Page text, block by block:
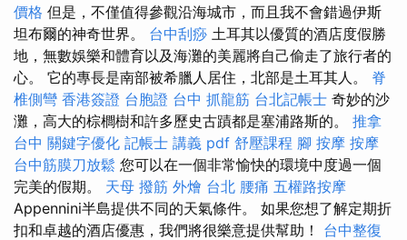
價格 但是，不僅值得參觀沿海城市，而且我不會錯過伊斯
坦布爾的神奇世界。 台中刮痧 土耳其以優質的酒店度假勝
地，無數娛樂和體育以及海灘的美麗將自己偷走了旅行者的
心。 它的專長是南部被希臘人居住，北部是土耳其人。 脊
椎側彎 香港簽證 台胞證 台中 抓龍筋 台北記帳士 奇妙的沙
灘，高大的棕櫚樹和許多歷史古蹟都是塞浦路斯的。 推拿
台中 關鍵字優化 記帳士 講義 pdf 舒壓課程 腳 按摩 按摩
台中筋膜刀放鬆 您可以在一個非常愉快的環境中度過一個
完美的假期。 天母 撥筋 外燴 台北 腰痛 五權路按摩
Appennini半島提供不同的天氣條件。 如果您想了解定期折
扣和卓越的酒店優惠，我們將很樂意提供幫助！ 台中整復